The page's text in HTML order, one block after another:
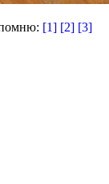
[1] [2] [3]